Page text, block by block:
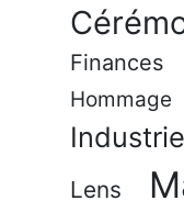
Finances
Hommage
Industrie
Lens